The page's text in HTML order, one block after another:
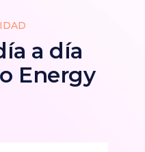
a día
Energy